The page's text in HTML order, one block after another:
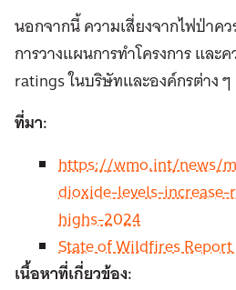
นอกจากนี้ ความเสี่ยงจากไฟป่าค
การวางแผนการทำโครงการ และ
ratings ในบริษัทและองค์กรต่าง ๆ
ที่มา:
https://wmo.int/news/
dioxide-levels-
highs-2024
State of Wildfires
เนื้อหาที่เกี่ยวข้อง: